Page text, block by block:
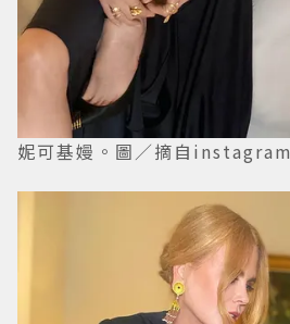
妮可基嫚。圖／摘自instagram